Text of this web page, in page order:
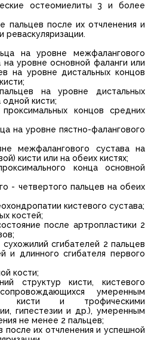
остеомиелиты 3 и более
пальцев после их отчленения и
реваскуляризации.
на уровне межфалангового
на уровне основной фаланги или
на уровне дистальных концов
на уровне дистальных
кисти;
концов средних
на уровне пястно-фалангового
межфалангового сустава на
кисти или на обеих кистях;
конца основной
- четвертого пальцев на обеих
кистевого сустава;
костей;
после артропластики 2
сгибателей 2 пальцев
и длинного сгибателя первого
кости;
структур кисти, кистевого
умеренным
кисти и трофическими
гипестезии и др.), умеренным
не менее 2 пальцев;
после их отчленения и успешной